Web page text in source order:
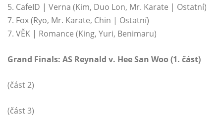
5. CafeID | Verna (Kim, Duo Lon, Mr. Karate | Ostatní)
7. Fox (Ryo, Mr. Karate, Chin | Ostatní)
7. VĚK | Romance (King, Yuri, Benimaru)
Grand Finals: AS Reynald v. Hee San Woo (1. část)
(část 2)
(část 3)